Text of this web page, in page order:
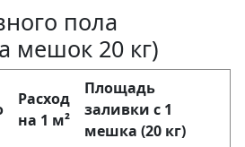
пола
мешок 20 кг)
Расход
на 1 м²
Площадь
заливки с 1
мешка (20 кг)